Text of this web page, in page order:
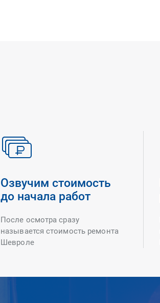
Озвучим стоимость
до начала работ
После осмотра сразу
называется стоимость ремонта
Шевроле